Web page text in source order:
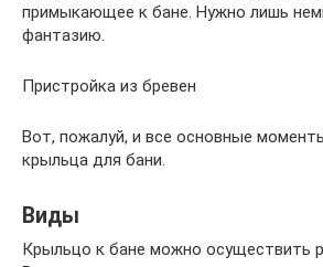
примыкающее к бане. Нужно лишь
фантазию.
Пристройка из бревен
Вот, пожалуй, и все основные
крыльца для бани.
Виды
Крыльцо к бане можно осуществить